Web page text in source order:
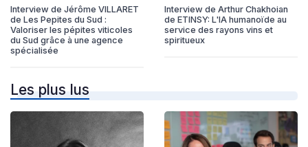
Interview de Jérôme VILLARET
de Les Pepites du Sud :
Valoriser les pépites viticoles
du Sud grâce à une agence
spécialisée
Interview de Arthur Chakhoian
de ETINSY: L'IA humanoïde au
service des rayons vins et
spiritueux
Les plus lus